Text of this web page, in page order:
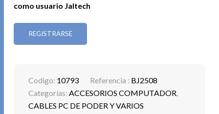
como usuario Jaltech
REGISTRARSE
Codigo: 10793 Referencia : BJ2508
Categorías:ACCESORIOS COMPUTADOR,
CABLES PC DE PODER Y VARIOS